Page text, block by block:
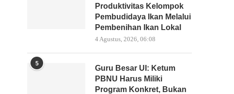
Produktivitas Kelompok
Pembudidaya Ikan Melalui
Pembenihan Ikan Lokal
4 Agustus, 2026, 06:08
5
Guru Besar UI: Ketum
PBNU Harus Miliki
Program Konkret, Bukan